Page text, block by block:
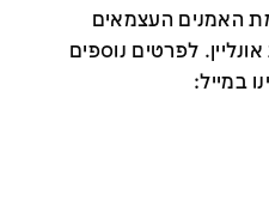
האמנים העצמאים
. לפרטים נוספים
במייל: